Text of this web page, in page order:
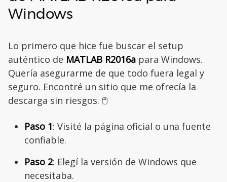
Windows
Lo primero que hice fue buscar el setup
auténtico de MATLAB R2016a para Windows.
Quería asegurarme de que todo fuera legal y
seguro. Encontré un sitio que me ofrecía la
descarga sin riesgos. 🖱️
Paso 1: Visité la página oficial o una fuente
confiable.
Paso 2: Elegí la versión de Windows que
necesitaba.